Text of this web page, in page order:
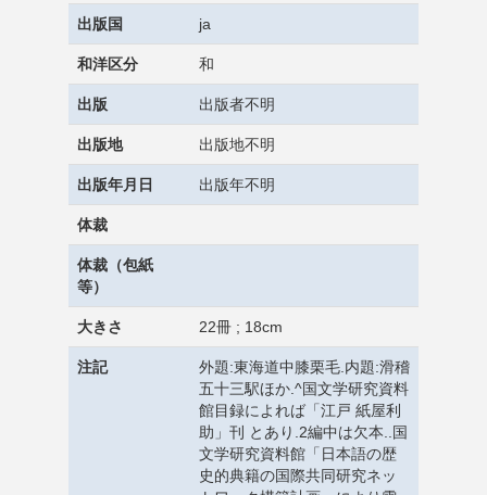
出版国 ja
和洋区分 和
出版 出版者不明
出版地 出版地不明
出版年月日 出版年不明
体裁
体裁（包紙
等）
大きさ 22冊 ; 18cm
注記
外題:東海道中膝栗毛.内題:滑稽
五十三駅ほか.^国文学研究資料
館目録によれば「江戸 紙屋利
助」刊 とあり.2編中は欠本..国
文学研究資料館「日本語の歴
史的典籍の国際共同研究ネッ